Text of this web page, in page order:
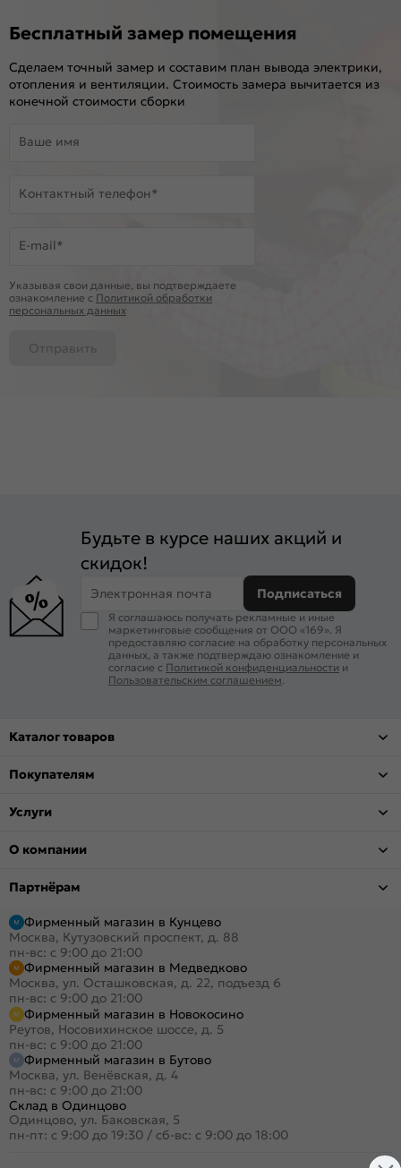
Бесплатный замер помещения
Сделаем точный замер и составим план вывода электрики,
отопления и вентиляции. Стоимость замера вычитается из
конечной стоимости сборки
Ваше имя
Контактный телефон*
E-mail*
Указывая свои данные, вы подтверждаете
ознакомление c Политикой обработки
персональных данных
Отправить
Будьте в курсе наших акций и
скидок!
Электронная почта Подписаться
Я соглашаюсь получать рекламные и иные
маркетинговые сообщения от ООО «169». Я
предоставляю согласие на обработку персональных
данных, а также подтверждаю ознакомление и
согласие с Политикой конфиденциальности и
Пользовательским соглашением
Каталог товаров
Покупателям
Услуги
О компании
Партнёрам
Фирменный магазин в Кунцево
Москва, Кутузовский проспект, д. 88
пн-вс: с 9:00 до 21:00
Фирменный магазин в Медведково
Москва, ул. Осташковская, д. 22, подъезд 6
пн-вс: с 9:00 до 21:00
Фирменный магазин в Новокосино
Реутов, Носовихинское шоссе, д. 5
пн-вс: с 9:00 до 21:00
Фирменный магазин в Бутово
Москва, ул. Венёвская, д. 4
пн-вс: с 9:00 до 21:00
Склад в Одинцово
Одинцово, ул. Баковская, 5
пн-пт: с 9:00 до 19:30 / сб-вс: с 9:00 до 18:00